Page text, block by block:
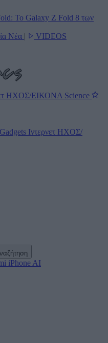
Το Galaxy Z Fold 8 των
Νέα | VIDEOS
ΗΧΟΣ/ΕΙΚΟΝΑ Science
Gadgets Ιντερνετ ΗΧΟΣ/
iPhone AI